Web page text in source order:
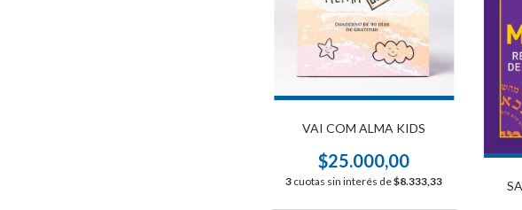
VAI COM ALMA KIDS
$25.000,00
3 cuotas sin interés de$8.333,33